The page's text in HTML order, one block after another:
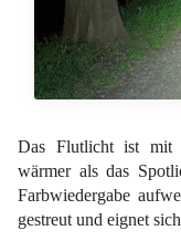
Das Flutlicht ist mit
wärmer als das
Farbwiedergabe
gestreut und eignet